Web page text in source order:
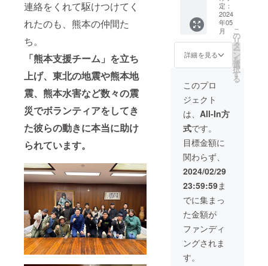
連絡をくれて駆けつけてく
れたのも、熊本の仲間た
ち。
「熊本支援チーム」を立ち
上げ、東北の地震や熊本地
震、熊本水害など数々の震
災でボランティアをしてき
た彼らの動きに本当に助け
られています。
ルをお
送りし
ます
使用し
たレシ
ピが印
刷され
ていま
す。
デザイ
賞品。
原材
料：醤
油、に
んにく
賞味期
限：
2024年
保存方
法：高
温直射
日光を
さけ常
温保
存。開
『本田
屋本
店』さ
んこだ
わりの
お米
田゛』
を5キロ
避難所
にお届
けしま
す。 本
プロ
ジェク
トのサ
ポート
を行
なって
いる熊
本支援
チーム
がお米
を受け
取り、
利】 避
難所で
は毎日
何キロ
ものお
米を炊
いて炊
き出し
を行
なって
いま
す。 こ
のリ
ターン
を支援
いただ
いた際
には、
福島県
会津地
方でお
米問屋
を営む
『本田
屋本
店』さ
定：
2024
年05
月
詳細を見る
こ
の
リ
タ
ー
ン
を
選
択
す
る
このプロ
ジェクト
は、 All-In方
式です。
目標金額に
関わらず、
2024/02/29
23:59:59ま
でに集まっ
た金額が
ファンディ
ングされま
す。